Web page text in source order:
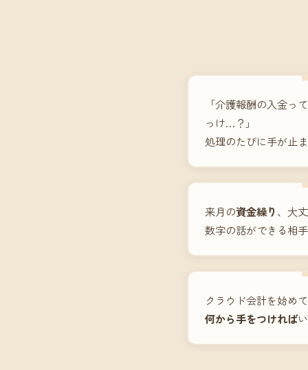
「介護報酬の入金っ
っけ…？」
処理のたびに手が止
来月の資金繰り 、大
数字の話ができる相
クラウド会計を始め
何から手をつければ